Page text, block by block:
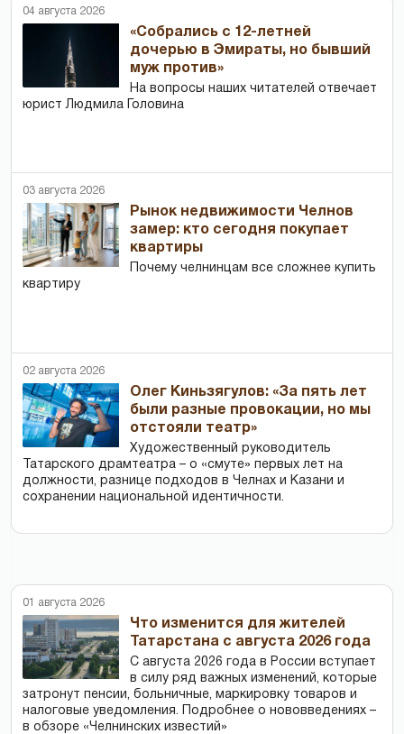
04 августа 2026
«Собрались с 12-летней
дочерью в Эмираты, но бывший
муж против»
На вопросы наших читателей отвечает
юрист Людмила Головина
03 августа 2026
Рынок недвижимости Челнов
замер: кто сегодня покупает
квартиры
Почему челнинцам все сложнее купить
квартиру
02 августа 2026
Олег Киньзягулов: «За пять лет
были разные провокации, но мы
отстояли театр»
Художественный руководитель
Татарского драмтеатра – о «смуте» первых лет на
должности, разнице подходов в Челнах и Казани и
сохранении национальной идентичности.
01 августа 2026
Что изменится для жителей
Татарстана с августа 2026 года
С августа 2026 года в России вступает
в силу ряд важных изменений, которые
затронут пенсии, больничные, маркировку товаров и
налоговые уведомления. Подробнее о нововведениях –
в обзоре «Челнинских известий»